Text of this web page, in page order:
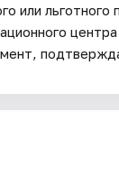
или льготного